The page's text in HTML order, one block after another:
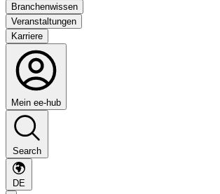
Branchenwissen
Veranstaltungen
Karriere
Mein ee-hub
Search
DE